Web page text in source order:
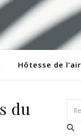
Hôtesse de l’air
du